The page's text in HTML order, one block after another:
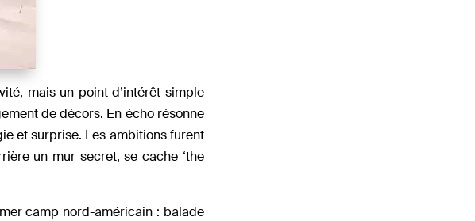
mais un point d’intérêt simple
de décors. En écho résonne
et surprise. Les ambitions furent
un mur secret, se cache ‘the
camp nord-américain : balade